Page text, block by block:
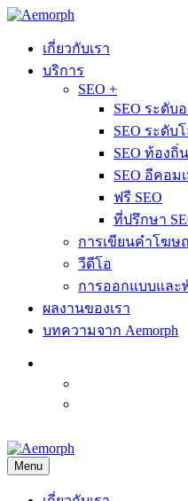
เกี่ยวกับเรา
บริการ
SEO +
SEO ระดับ
SEO ระดับ
SEO ท้องถิ่น
SEO อีคอม
ฟรี SEO
ที่ปรึกษา
การเขียนคำโฆษ
วีดีโอ
การออกแบบและ
ผลงานของเรา
บทความจาก Aemorph
Menu